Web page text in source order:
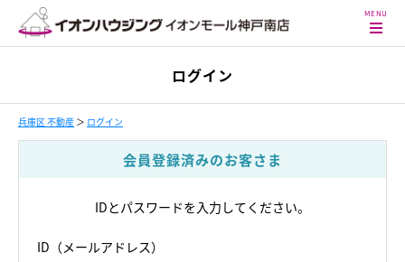
ログイン
兵庫区 不動産 ＞ ログイン
会員登録済みのお客さま
IDとパスワードを入力してください。
ID（メールアドレス）